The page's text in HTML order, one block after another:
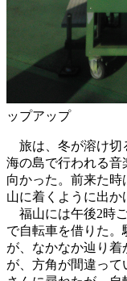
ップアップ
旅は、冬が溶け切
海の島で行われる音
向かった。前来た
山に着くように出か
福山には午後2時
で自転車を借りた。
が、なかなか辿り
が、方角が間違っ